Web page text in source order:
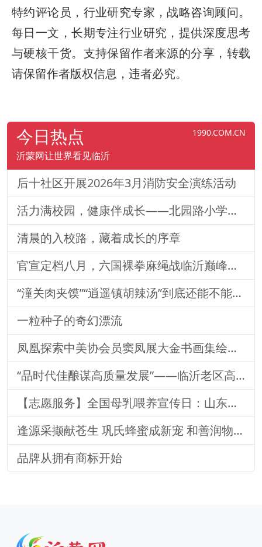
特约评论员，行业研究专家，战略咨询顾问。
每日一文，长期专注行业研究，提供深度思考
与硬核干货。支持保留作者来源的分享，转载
请保留作者版权信息，违者必究。
今日热点 1990.COM.CN
沂蒙网让世界看见临沂
后十社区开展2026年3月消防安全演练活动
活力满校园，健康伴成长——北园路小学一二年级体质训练纪实
清晨的入校路，藏着成长的序章
官宣定档八月，六国裸拳麻绳战临沂巅峰对决！2026铁拳武风·红韵临沂国际巅峰搏击赛新闻发布会举行
“潼关肉夹馍”“逍遥镇胡辣汤”到底还能不能用？官方回
一粒种子的奇幻漂流
凤凰探索中美协会员窦凤展大金书画集绘就艺术传奇
“品时代佳酿谋高质量发展”——临沂老区高质量发展论坛暨贵州茅台酒（精品）主题活动圆满落幕
【志愿服务】全国母乳喂养宣传日：山东医专附属医院志愿者深入社区宣传母乳喂养健康知识
逢源采撷献苍生 巩氏蜂蜜成新宠 和善润物品牌就 养怡之福在沂蒙
品牌从拥有商标开始